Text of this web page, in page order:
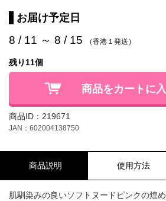
お届け予定日
8 / 11 ～ 8 / 15 （香港１発送）
残り11個
商品をカートに
商品ID：219671
JAN：602004138750
商品説明 使用方法
肌馴染みの良いソフトヌードピンクの煌